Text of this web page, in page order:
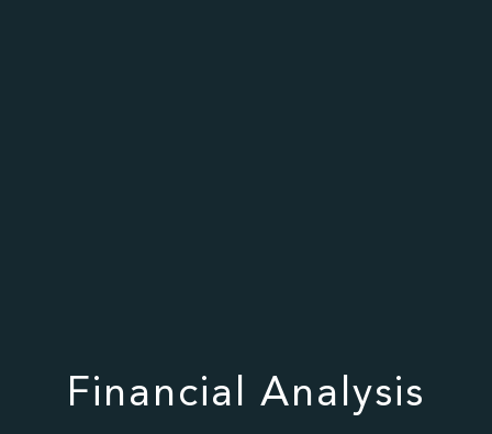
Financial Analysis